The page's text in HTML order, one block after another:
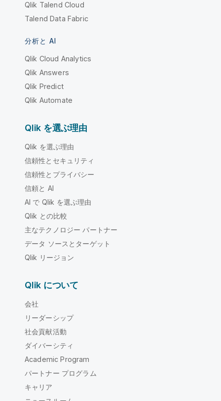
Qlik Talend Cloud
Talend Data Fabric
分析と AI
Qlik Cloud Analytics
Qlik Answers
Qlik Predict
Qlik Automate
Qlik を選ぶ理由
Qlik を選ぶ理由
信頼性とセキュリティ
信頼性とプライバシー
信頼と AI
AI で Qlik を選ぶ理由
Qlik との比較
主なテクノロジー パートナー
データ ソースとターゲット
Qlik リージョン
Qlik について
会社
リーダーシップ
社会貢献活動
ダイバーシティ
Academic Program
パートナー プログラム
キャリア